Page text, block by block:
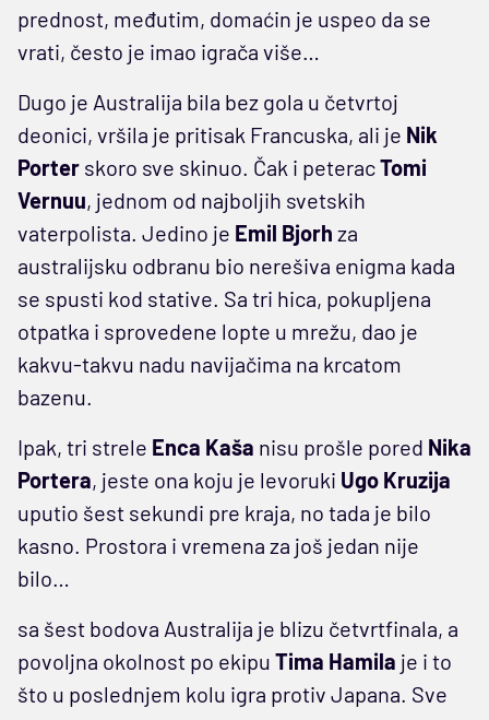
prednost, međutim, domaćin je uspeo da se
vrati, često je imao igrača više…
Dugo je Australija bila bez gola u četvrtoj
deonici, vršila je pritisak Francuska, ali je Nik
Porter skoro sve skinuo. Čak i peteracTomi
Vernuu, jednom od najboljih svetskih
vaterpolista. Jedino je Emil Bjorh za
australijsku odbranu bio nerešiva enigma kada
se spusti kod stative. Sa tri hica, pokupljena
otpatka i sprovedene lopte u mrežu, dao je
kakvu-takvu nadu navijačima na krcatom
bazenu.
Ipak, tri strele Enca Kaša nisu prošle pored Nika
Portera, jeste ona koju je levoruki Ugo Kruzija
uputio šest sekundi pre kraja, no tada je bilo
kasno. Prostora i vremena za još jedan nije
bilo…
sa šest bodova Australija je blizu četvrtfinala, a
povoljna okolnost po ekipu Tima Hamila je i to
što u poslednjem kolu igra protiv Japana. Sve